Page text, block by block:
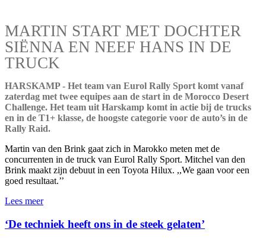
MARTIN START MET DOCHTER
SIËNNA EN NEEF HANS IN DE
TRUCK
HARSKAMP - Het team van Eurol Rally Sport komt vanaf
zaterdag met twee equipes aan de start in de Morocco Desert
Challenge. Het team uit Harskamp komt in actie bij de trucks
en in de T1+ klasse, de hoogste categorie voor de auto’s in de
Rally Raid.
Martin van den Brink gaat zich in Marokko meten met de
concurrenten in de truck van Eurol Rally Sport. Mitchel van den
Brink maakt zijn debuut in een Toyota Hilux. ,,We gaan voor een
goed resultaat.’’
Lees meer
‘De techniek heeft ons in de steek gelaten’